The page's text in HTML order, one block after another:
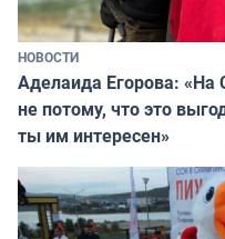
НОВОСТИ
Аделаида Егорова:
не потому, что это
ты им интересен»